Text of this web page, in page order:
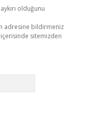
olduğunu
adresine bildirmeniz
sitemizden